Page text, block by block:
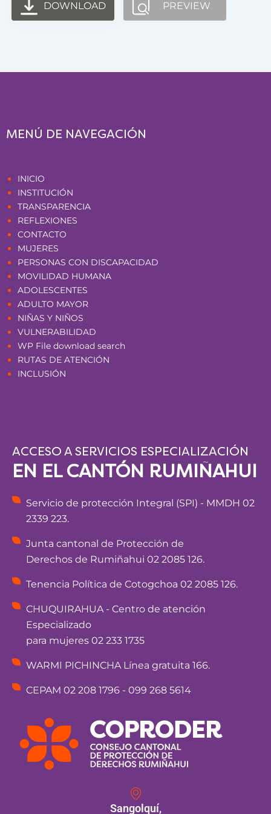
DOWNLOAD PREVIEW
MENÚ DE NAVEGACIÓN
INICIO
INSTITUCIÓN
TRANSPARENCIA
REFLEXIONES
CONTACTO
MUJERES
PERSONAS CON DISCAPACIDAD
MOVILIDAD HUMANA
ADOLESCENTES
ADULTO MAYOR
NIÑAS Y NIÑOS
VULNERABILIDAD
WP File download search
RUTAS DE ATENCIÓN
INCLUSIÓN
ACCESO A SERVICIOS ESPECIALIZACIÓN
EN EL CANTÓN RUMIÑAHUI
Servicio de protección Integral (SPI) - MMDH 02
2339 223.
Junta cantonal de Protección de
Derechos de Rumiñahui 02 2085 126.
Tenencia Política de Cotogchoa 02 2085 126.
CHUQUIRAHUA - Centro de atención
Especializado
para mujeres 02 233 1735
WARMI PICHINCHA Línea gratuita 166.
CEPAM 02 208 1796 - 099 268 5614
Sangolquí,